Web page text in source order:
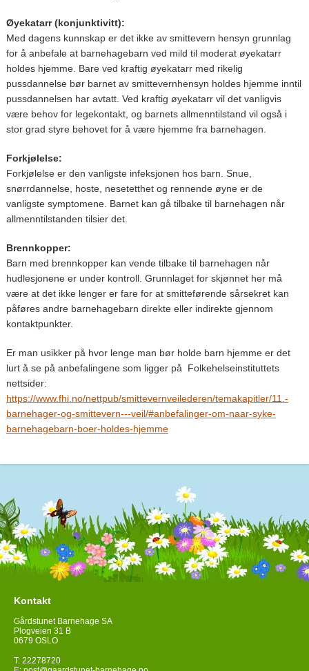
Øyekatarr (konjunktivitt):
Med dagens kunnskap er det ikke av smittevern hensyn grunnlag
for å anbefale at barnehagebarn ved mild til moderat øyekatarr
holdes hjemme. Bare ved kraftig øyekatarr med rikelig
pussdannelse bør barnet av smittevernhensyn holdes hjemme inntil
pussdannelsen har avtatt. Ved kraftig øyekatarr vil det vanligvis
være behov for legekontakt, og barnets allmenntilstand vil også i
stor grad styre behovet for å være hjemme fra barnehagen.
Forkjølelse:
Forkjølelse er den vanligste infeksjonen hos barn. Snue,
snørrdannelse, hoste, nesetetthet og rennende øyne er de
vanligste symptomene. Barnet kan gå tilbake til barnehagen når
allmenntilstanden tilsier det.
Brennkopper:
Barn med brennkopper kan vende tilbake til barnehagen når
hudlesjonene er under kontroll. Grunnlaget for skjønnet her må
være at det ikke lenger er fare for at smitteførende sårsekret kan
påføres andre barnehagebarn direkte eller indirekte gjennom
kontaktpunkter.
Er man usikker på hvor lenge man bør holde barn hjemme er det
lurt å se på anbefalingene som ligger på Folkehelseinstituttets
nettsider:
https://www.fhi.no/nettpub/smittevernveilederen/temakapitler/11.-
barnehager-og-smittevern---veil/#anbefalinger-om-naar-syke-
barnehagebarn-boer-holdes-hjemme
Kontakt
Gårdstunet Barnehage SA
Plogveien 31 B
0679 OSLO
T: 22278720